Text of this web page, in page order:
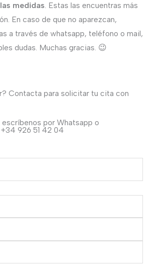
medidas. Estas las encuentras más
En caso de que no aparezcan,
a través de whatsapp, teléfono o mail,
dudas. Muchas gracias. 😉
Contacta para solicitar tu cita con
escríbenos por Whatsapp o
926 51 42 04